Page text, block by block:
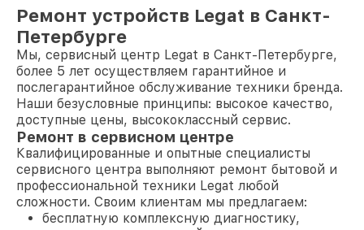
Ремонт устройств Legat в Санкт-
Петербурге
Мы, сервисный центр Legat в Санкт-Петербурге,
более 5 лет осуществляем гарантийное и
послегарантийное обслуживание техники бренда.
Наши безусловные принципы: высокое качество,
доступные цены, высококлассный сервис.
Ремонт в сервисном центре
Квалифицированные и опытные специалисты
сервисного центра выполняют ремонт бытовой и
профессиональной техники Legat любой
сложности. Своим клиентам мы предлагаем:
бесплатную комплексную диагностику,